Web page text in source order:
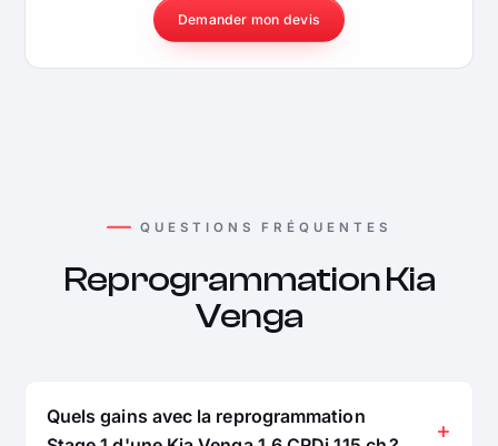
Demander mon devis
QUESTIONS FRÉQUENTES
Reprogrammation Kia
Venga
Quels gains avec la reprogrammation